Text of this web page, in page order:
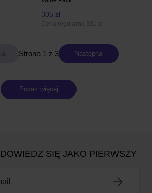
305 zł
Cena regularna 381 zł
Strona 1 z 3 Następna
Pokaż więcej
DOWIEDZ SIĘ JAKO PIERWSZY